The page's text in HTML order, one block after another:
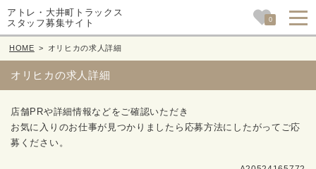
アトレ・大井町トラックス
スタッフ募集サイト
0
HOME > オリヒカの求人詳細
オリヒカの求人詳細
店舗PRや詳細情報などをご確認いただき
お気に入りのお仕事が見つかりましたら応募方法にしたがってご応
募ください。